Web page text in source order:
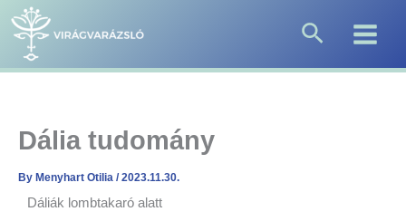
Skip
content
Search
Dália tudomány
By Menyhart Otilia /2023.11.30.
Dáliák lombtakaró alatt